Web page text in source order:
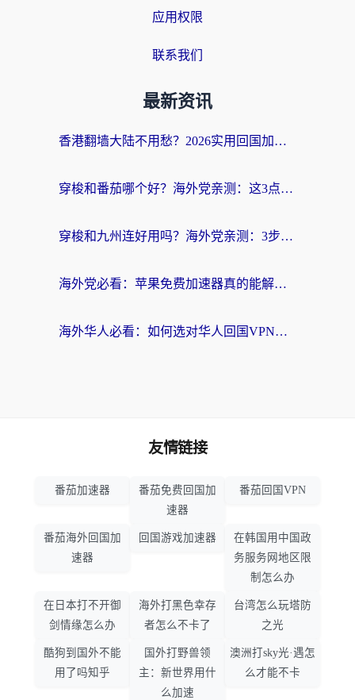
应用权限
联系我们
最新资讯
香港翻墙大陆不用愁？2026实用回国加速器指南：从选到用一步到位
穿梭和番茄哪个好？海外党亲测：这3点帮你选对回国加速器
穿梭和九州连好用吗？海外党亲测：3步选对回国加速器，无缝刷国内剧玩国服
海外党必看：苹果免费加速器真的能解决回国访问难题吗？附实测对比与全平台方案
海外华人必看：如何选对华人回国VPN，无缝刷国内剧、玩手游？
友情链接
番茄加速器
番茄免费回国加
速器
番茄回国VPN
番茄海外回国加
速器
回国游戏加速器
在韩国用中国政
务服务网地区限
制怎么办
在日本打不开御
剑情缘怎么办
海外打黑色幸存
者怎么不卡了
台湾怎么玩塔防
之光
酷狗到国外不能
用了吗知乎
国外打野兽领
主：新世界用什
么加速
澳洲打sky光·遇怎
么才能不卡